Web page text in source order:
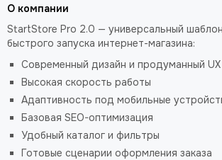
О компании
StartStore Pro 2.0 — универсальный
быстрого запуска интернет-магазина:
Современный дизайн и продуманный UX
Высокая скорость работы
Адаптивность под мобильные
Базовая SEO-оптимизация
Удобный каталог и фильтры
Готовые сценарии оформления заказа